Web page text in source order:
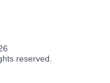
reserved.